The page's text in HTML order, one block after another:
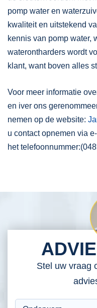
pomp water en
kwaliteit en uitstekend
kennis van pomp water,
waterontharders wordt
klant, want boven alles
Voor meer informatie
en iver ons
nemen op de website:
u contact opnemen via
het
Stel uw vraag